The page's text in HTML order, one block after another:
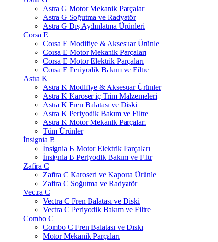
Astra G Motor Mekanik Parçaları
Astra G Soğutma ve Radyatör
Astra G Dış Aydınlatma Ürünleri
Corsa E
Corsa E Modifiye & Aksesuar Ürünle
Corsa E Motor Mekanik Parçaları
Corsa E Motor Elektrik Parçaları
Corsa E Periyodik Bakım ve Filtre
Astra K
Astra K Modifiye & Aksesuar Ürünler
Astra K Karoser iç Trim Malzemeleri
Astra K Fren Balatası ve Diski
Astra K Periyodik Bakım ve Filtre
Astra K Motor Mekanik Parçaları
Tüm Ürünler
İnsignia B
İnsignia B Motor Elektrik Parçaları
İnsignia B Periyodik Bakım ve Filtr
Zafira C
Zafira C Karoseri ve Kaporta Ürünle
Zafira C Soğutma ve Radyatör
Vectra C
Vectra C Fren Balatası ve Diski
Vectra C Periyodik Bakım ve Filtre
Combo C
Combo C Fren Balatası ve Diski
Motor Mekanik Parçaları